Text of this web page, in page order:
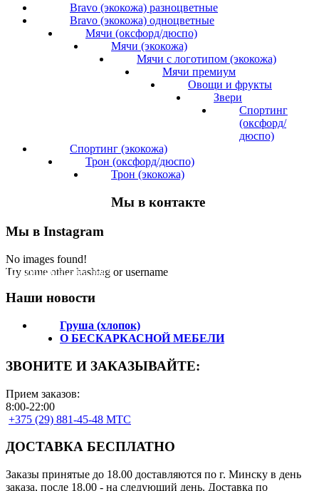
Bravo (экокожа) разноцветные
Bravo (экокожа) одноцветные
Мячи (оксфорд/дюспо)
Мячи (экокожа)
Мячи с логотипом (экокожа)
Мячи премиум
Овощи и фрукты
Звери
Спортинг
(оксфорд/
дюспо)
Спортинг (экокожа)
Трон (оксфорд/дюспо)
Трон (экокожа)
Мы в контакте
Мы в Instagram
No images found!
Try some other hashtag or username
Подпишитесь на нас!
Наши новости
Груша (хлопок)
О БЕСКАРКАСНОЙ МЕБЕЛИ
ЗВОНИТЕ И ЗАКАЗЫВАЙТЕ:
Прием заказов:
8:00-22:00
+375 (29) 881-45-48 МТС
ДОСТАВКА БЕСПЛАТНО
Заказы принятые до 18.00 доставляются по г. Минску в день
заказа, после 18.00 - на следующий день. Доставка по